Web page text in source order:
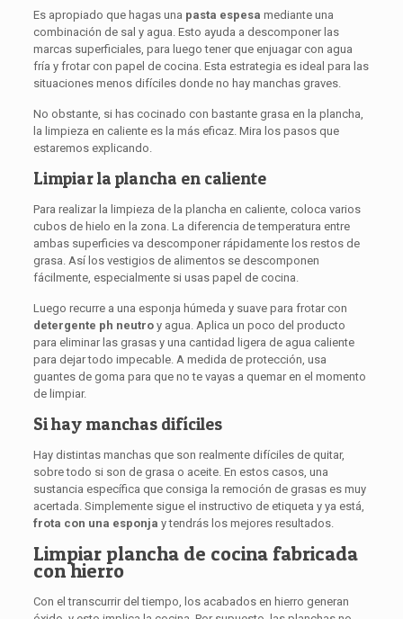
Es apropiado que hagas una pasta espesa mediante una
combinación de sal y agua. Esto ayuda a descomponer las
marcas superficiales, para luego tener que enjuagar con agua
fría y frotar con papel de cocina. Esta estrategia es ideal para las
situaciones menos difíciles donde no hay manchas graves.
No obstante, si has cocinado con bastante grasa en la plancha,
la limpieza en caliente es la más eficaz. Mira los pasos que
estaremos explicando.
Limpiar la plancha en caliente
Para realizar la limpieza de la plancha en caliente, coloca varios
cubos de hielo en la zona. La diferencia de temperatura entre
ambas superficies va descomponer rápidamente los restos de
grasa. Así los vestigios de alimentos se descomponen
fácilmente, especialmente si usas papel de cocina.
Luego recurre a una esponja húmeda y suave para frotar con
detergente ph neutroy agua. Aplica un poco del producto
para eliminar las grasas y una cantidad ligera de agua caliente
para dejar todo impecable. A medida de protección, usa
guantes de goma para que no te vayas a quemar en el momento
de limpiar.
Si hay manchas difíciles
Hay distintas manchas que son realmente difíciles de quitar,
sobre todo si son de grasa o aceite. En estos casos, una
sustancia específica que consiga la remoción de grasas es muy
acertada. Simplemente sigue el instructivo de etiqueta y ya está,
frota con una esponja y tendrás los mejores resultados.
Limpiar plancha de cocina fabricada
con hierro
Con el transcurrir del tiempo, los acabados en hierro generan